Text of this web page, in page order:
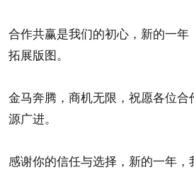
合作共赢是我们的初心，新的一年
拓展版图。
金马奔腾，商机无限，祝愿各位
源广进。
感谢你的信任与选择，新的一年，